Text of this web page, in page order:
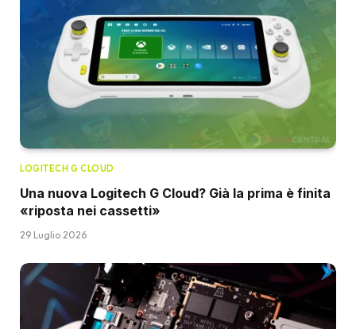
LOGITECH G CLOUD
Una nuova Logitech G Cloud? Già la prima è finita
«riposta nei cassetti»
29 Luglio 2026